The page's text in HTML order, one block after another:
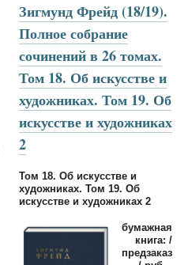
Зигмунд Фрейд (18/19).
Полное собрание
сочинений в 26 томах.
Том 18. Об искусстве и
художниках. Том 19. Об
искусстве и художниках
2
Том 18. Об искусстве и
художниках. Том 19. Об
искусстве и художниках 2
бумажная
книга: /
предзаказ